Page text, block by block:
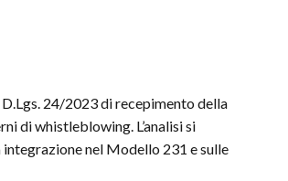
24/2023 di recepimento della
di whistleblowing. L’analisi si
nel Modello 231 e sulle